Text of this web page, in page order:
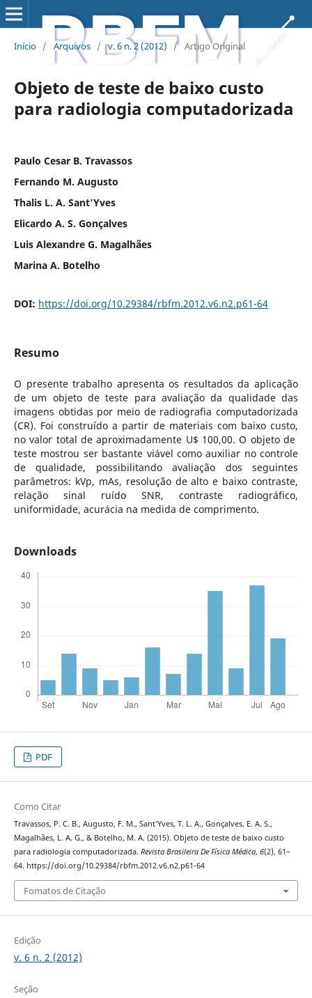
Início / Arquivos / v. 6 n. 2 (2012) / Artigo Original
Objeto de teste de baixo custo
para radiologia computadorizada
Paulo Cesar B. Travassos
Fernando M. Augusto
Thalis L. A. Sant'Yves
Elicardo A. S. Gonçalves
Luis Alexandre G. Magalhães
Marina A. Botelho
DOI: https://doi.org/10.29384/rbfm.2012.v6.n2.p61-64
Resumo
O presente trabalho apresenta os resultados da aplicação
de um objeto de teste para avaliação da qualidade das
imagens obtidas por meio de radiografia computadorizada
(CR). Foi construído a partir de materiais com baixo custo,
no valor total de aproximadamente U$ 100,00. O objeto de
teste mostrou ser bastante viável como auxiliar no controle
de qualidade, possibilitando avaliação dos seguintes
parâmetros: kVp, mAs, resolução de alto e baixo contraste,
relação sinal ruído SNR, contraste radiográfico,
uniformidade, acurácia na medida de comprimento.
Downloads
PDF
Como Citar
Travassos, P. C. B., Augusto, F. M., Sant’Yves, T. L. A., Gonçalves, E. A. S.,
Magalhães, L. A. G., & Botelho, M. A. (2015). Objeto de teste de baixo custo
para radiologia computadorizada. Revista Brasileira De Física Médica, 6(2), 61–
64. https://doi.org/10.29384/rbfm.2012.v6.n2.p61-64
Fomatos de Citação
Edição
v. 6 n. 2 (2012)
Seção